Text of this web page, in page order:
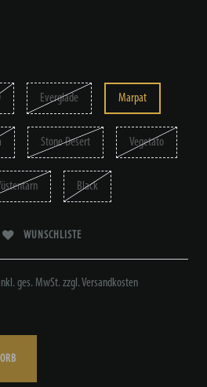
Everglade Marpat
Stone Desert Vegetato
Black
WUNSCHLISTE
ges. MwSt. zzgl.Versandkosten